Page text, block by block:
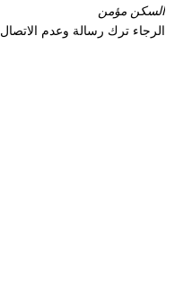
السكن مؤمن
الرجاء ترك رسالة وعدم الاتصال